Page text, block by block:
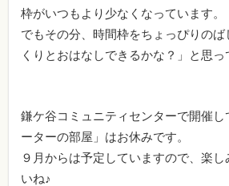
枠がいつもより少なくなっています。
でもその分、時間枠をちょっぴりのば
くりとおはなしできるかな？」と思
鎌ケ谷コミュニティセンターで開催
ーターの部屋」はお休みです。
９月からは予定していますので、楽し
いね♪